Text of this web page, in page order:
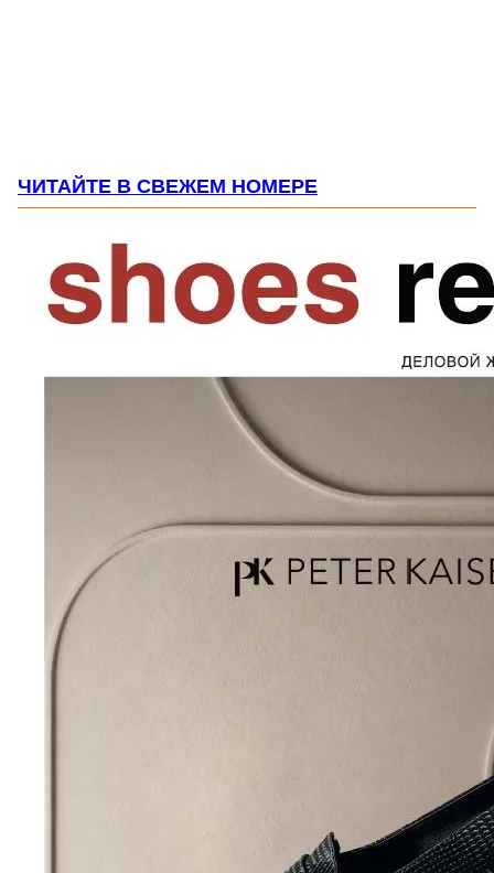
ЧИТАЙТЕ В СВЕЖЕМ НОМЕРЕ